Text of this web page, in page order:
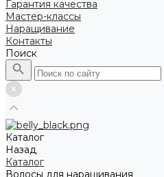
Гарантия качества
Мастер-классы
Наращивание
Контакты
Поиск
Каталог
Назад
Каталог
Волосы для наращивания